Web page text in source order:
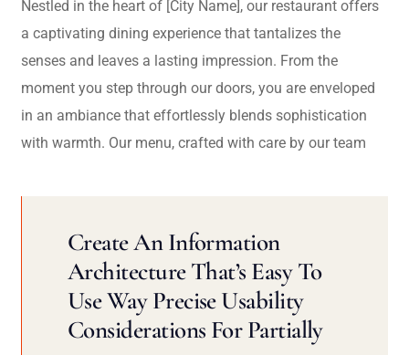
Nestled in the heart of [City Name], our restaurant offers
a captivating dining experience that tantalizes the
senses and leaves a lasting impression. From the
moment you step through our doors, you are enveloped
in an ambiance that effortlessly blends sophistication
with warmth. Our menu, crafted with care by our team
Create An Information
Architecture That’s Easy To
Use Way Precise Usability
Considerations For Partially